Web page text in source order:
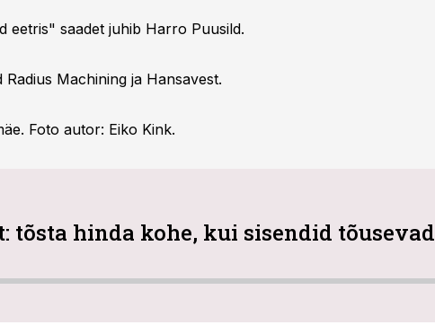
eetris" saadet juhib Harro Puusild.
Radius Machining ja Hansavest.
Foto autor: Eiko Kink.
tõsta hinda kohe, kui sisendid tõusevad